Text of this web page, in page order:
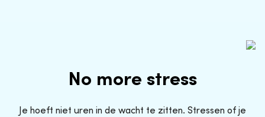
No more stress
Je hoeft niet uren in de wacht te zitten. Stressen of je